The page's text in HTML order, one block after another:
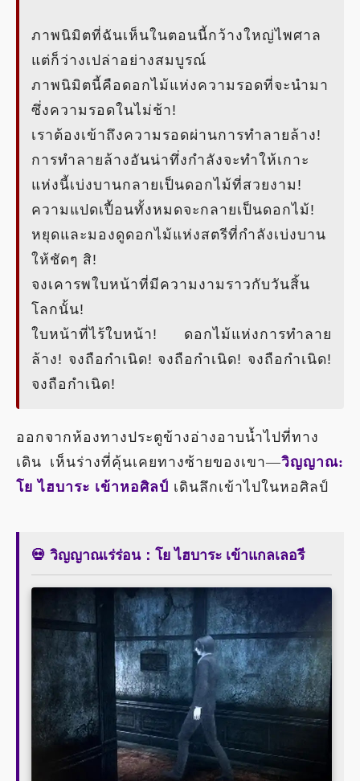
ภาพนิมิตที่ฉันเห็นในตอนนี้กว้างใหญ่ไพศาล
แต่ก็ว่างเปล่าอย่างสมบูรณ์
ภาพนิมิตนี้คือดอกไม้แห่งความรอดที่จะนำมา
ซึ่งความรอดในไม่ช้า!
เราต้องเข้าถึงความรอดผ่านการทำลายล้าง!
การทำลายล้างอันน่าทึ่งกำลังจะทำให้เกาะ
แห่งนี้เบ่งบานกลายเป็นดอกไม้ที่สวยงาม!
ความแปดเปื้อนทั้งหมดจะกลายเป็นดอกไม้!
หยุดและมองดูดอกไม้แห่งสตรีที่กำลังเบ่งบาน
ให้ชัดๆ สิ!
จงเคารพใบหน้าที่มีความงามราวกับวันสิ้น
โลกนั้น!
ใบหน้าที่ไร้ใบหน้า! ดอกไม้แห่งการทำลาย
ล้าง! จงถือกำเนิด! จงถือกำเนิด! จงถือกำเนิด!
จงถือกำเนิด!
ออกจากห้องทางประตูข้างอ่างอาบน้ำไปที่ทาง
เดิน เห็นร่างที่คุ้นเคยทางซ้ายของเขา—วิญญาณ:
โย ไฮบาระ เข้าหอศิลป์ เดินลึกเข้าไปในหอศิลป์
💀 วิญญาณเร่ร่อน：โย ไฮบาระ เข้าแกลเลอรี